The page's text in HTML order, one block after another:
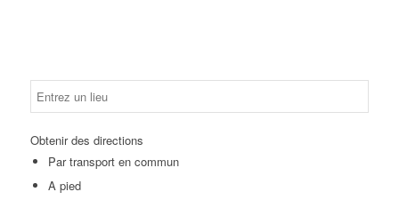
Obtenir des directions
Par transport en commun
A pied